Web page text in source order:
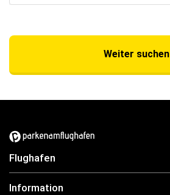
Weiter suchen
Flughafen
Information